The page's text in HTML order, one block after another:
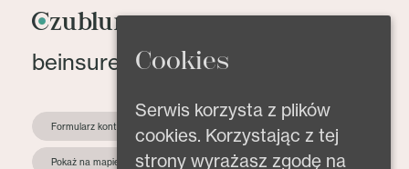
beinsured@beinsured.pl
Formularz kontaktowy
Pokaż na mapie
Cookies
Serwis korzysta z plików
cookies. Korzystając z tej
strony wyrażasz zgodę na